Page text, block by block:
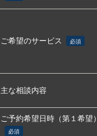
ご希望のサービス 必須
主な相談内容
ご予約希望日時（第１希望）
必須